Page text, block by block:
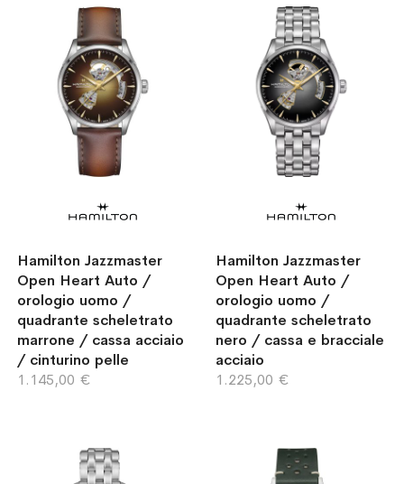
Hamilton Jazzmaster
Open Heart Auto /
orologio uomo /
quadrante scheletrato
marrone / cassa acciaio
/ cinturino pelle
1.145,00 €
Hamilton Jazzmaster
Open Heart Auto /
orologio uomo /
quadrante scheletrato
nero / cassa e bracciale
acciaio
1.225,00 €